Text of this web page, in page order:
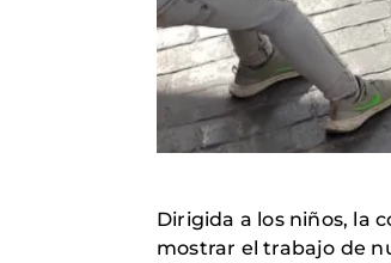
Dirigida a los niños, la
mostrar el trabajo de